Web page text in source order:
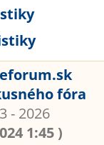
fóra
- 2026
1:45 )